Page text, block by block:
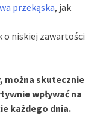
przekąska, jak
o niskiej zawartości
można skutecznie
wpływać na
każdego dnia.